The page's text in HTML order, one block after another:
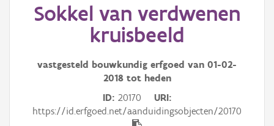
Erfgoedobject
Waarneming
Gebeurtenis
Sokkel van verdwenen
kruisbeeld
vastgesteld bouwkundig erfgoed van 01-02-
2018tot heden
ID 20170
URI
https://id.erfgoed.net/aanduidingsobjecten/20170